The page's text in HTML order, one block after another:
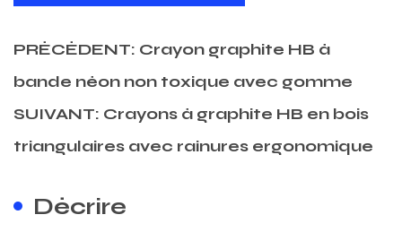
PRÉCÉDENT: Crayon graphite HB à
bande néon non toxique avec gomme
SUIVANT: Crayons à graphite HB en bois
triangulaires avec rainures ergonomique
Décrire